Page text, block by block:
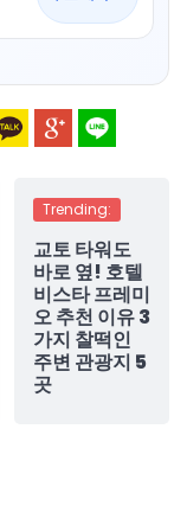
Trending:
교토 타워도
바로 옆! 호텔
비스타 프레미
오 추천 이유 3
가지 찰떡인
주변 관광지 5
곳